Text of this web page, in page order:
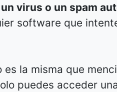
virus o un spam
software que
es la misma que
puedes acceder